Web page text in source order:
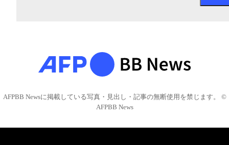
AFPBB Newsに掲載している写真・見出し・記事の無断使用を禁じます。 ©
AFPBB News